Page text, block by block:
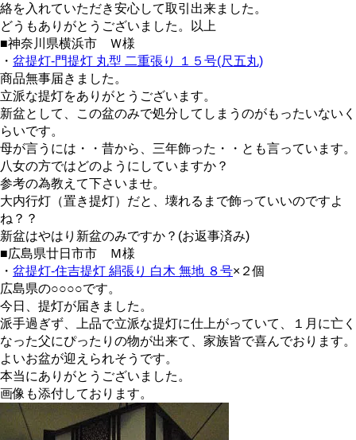
絡を入れていただき安心して取引出来ました。
どうもありがとうございました。以上
■神奈川県横浜市 Ｗ様
・ 盆提灯-門提灯 丸型 二重張り １５号(尺五丸)
商品無事届きました。
立派な提灯をありがとうございます。
新盆として、この盆のみで処分してしまうのがもったいないく
らいです。
母が言うには・・昔から、三年飾った・・とも言っています。
八女の方ではどのようにしていますか？
参考の為教えて下さいませ。
大内行灯（置き提灯）だと、壊れるまで飾っていいのですよ
ね？？
新盆はやはり新盆のみですか？(お返事済み)
■広島県廿日市市 Ｍ様
・ 盆提灯-住吉提灯 絹張り 白木 無地 ８号×２個
広島県の○○○○です。
今日、提灯が届きました。
派手過ぎず、上品で立派な提灯に仕上がっていて、１月に亡く
なった父にぴったりの物が出来て、家族皆で喜んでおります。
よいお盆が迎えられそうです。
本当にありがとうございました。
画像も添付しております。